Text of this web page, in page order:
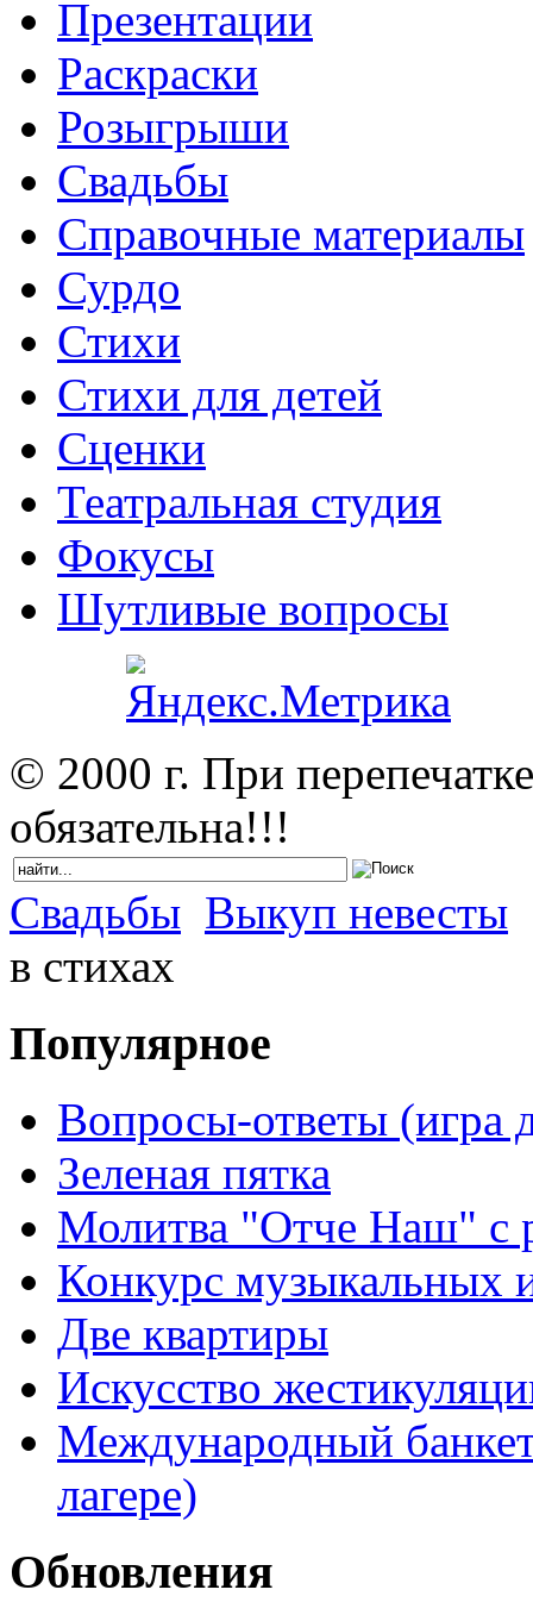
Презентации
Раскраски
Розыгрыши
Свадьбы
Справочные материалы
Сурдо
Стихи
Стихи для детей
Сценки
Театральная студия
Фокусы
Шутливые вопросы
© 2000 г. При
обязательна!!!
Свадьбы Выкуп невесты
в стихах
Популярное
Вопросы-ответы (игра
Зеленая пятка
Молитва "Отче Наш" с
Конкурс музыкальных
Две квартиры
Искусство
Международный
лагере)
Обновления